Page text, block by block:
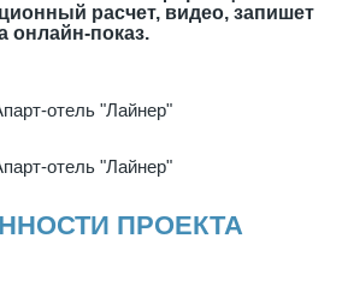
расчет, видео, запишет
онлайн-показ.
ПРОЕКТА